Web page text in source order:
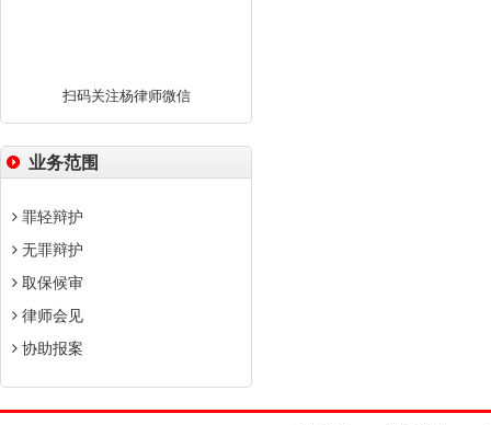
扫码关注杨律师微信
业务范围
罪轻辩护
无罪辩护
取保候审
律师会见
协助报案